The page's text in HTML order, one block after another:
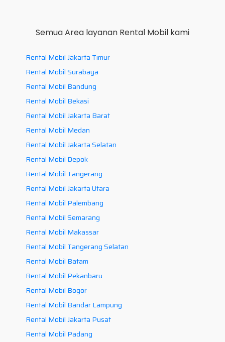
Semua Area layanan Rental Mobil kami
Rental Mobil Jakarta Timur
Rental Mobil Surabaya
Rental Mobil Bandung
Rental Mobil Bekasi
Rental Mobil Jakarta Barat
Rental Mobil Medan
Rental Mobil Jakarta Selatan
Rental Mobil Depok
Rental Mobil Tangerang
Rental Mobil Jakarta Utara
Rental Mobil Palembang
Rental Mobil Semarang
Rental Mobil Makassar
Rental Mobil Tangerang Selatan
Rental Mobil Batam
Rental Mobil Pekanbaru
Rental Mobil Bogor
Rental Mobil Bandar Lampung
Rental Mobil Jakarta Pusat
Rental Mobil Padang